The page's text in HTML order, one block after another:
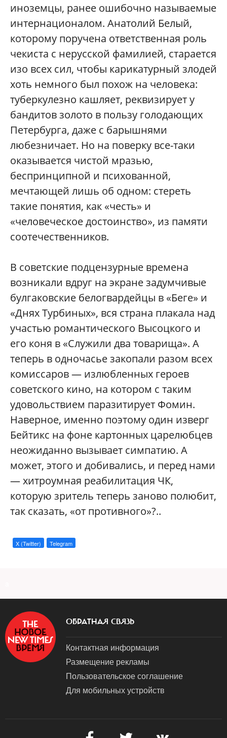
иноземцы, ранее ошибочно называемые
интернационалом. Анатолий Белый,
которому поручена ответственная роль
чекиста с нерусской фамилией, старается
изо всех сил, чтобы карикатурный злодей
хоть немного был похож на человека:
туберкулезно кашляет, реквизирует у
бандитов золото в пользу голодающих
Петербурга, даже с барышнями
любезничает. Но на поверку все-таки
оказывается чистой мразью,
беспринципной и психованной,
мечтающей лишь об одном: стереть
такие понятия, как «честь» и
«человеческое достоинство», из памяти
соотечественников.
В советские подцензурные времена
возникали вдруг на экране задумчивые
булгаковские белогвардейцы в «Беге» и
«Днях Турбиных», вся страна плакала над
участью романтического Высоцкого и
его коня в «Служили два товарища». А
теперь в одночасье закопали разом всех
комиссаров — излюбленных героев
советского кино, на котором с таким
удовольствием паразитирует Фомин.
Наверное, именно поэтому один изверг
Бейтикс на фоне картонных царелюбцев
неожиданно вызывает симпатию. А
может, этого и добивались, и перед нами
— хитроумная реабилитация ЧК,
которую зритель теперь заново полюбит,
так сказать, «от противного»?..
X (Twitter) Telegram
ОБРАТНАЯ СВЯЗЬ
Контактная информация
Размещение рекламы
Пользовательское соглашение
Для мобильных устройств